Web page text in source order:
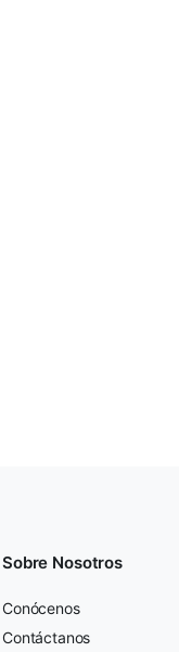
Sobre Nosotros
Conócenos
Contáctanos